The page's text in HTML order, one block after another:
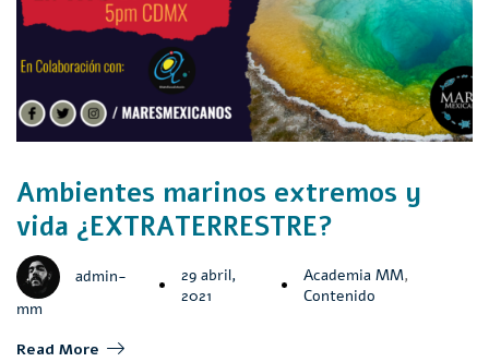
Ambientes marinos extremos y
vida ¿EXTRATERRESTRE?
admin-
mm
29 abril,
2021
Academia MM,
Contenido
Read More